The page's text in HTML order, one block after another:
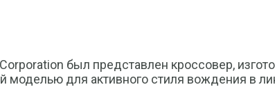
был представлен кроссовер,
для активного стиля вождения в